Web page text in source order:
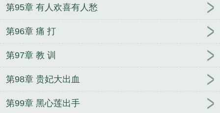
第95章 有人欢喜有人愁
第96章 痛 打
第97章 教 训
第98章 贵妃大出血
第99章 黑心莲出手